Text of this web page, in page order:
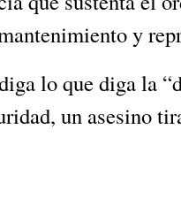
y
lo que diga la
un asesino